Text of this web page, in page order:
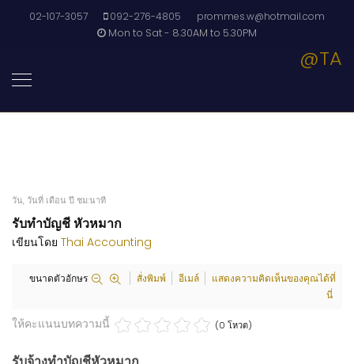
02-107-3057 092-276-4805
prommes.w@hotmail.com
Mon to Sat - 8.30AM to 5.30PM
@TA
วัน, วันที่ เดือน ปี ชม:นาที
รับทำบัญชี หัวหมาก
เขียนโดย Thai Accounting
ขนาดตัวอักษร สั่งพิมพ์ อีเมล์
แสดงความคิดเห็นของคุณได้ที่
นี่
ให้คะแนนบทความนี้ (0 โหวต)